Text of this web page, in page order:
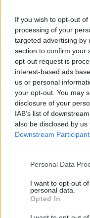
If you wish to opt-out
processing of your
targeted advertising by
section to confirm your
opt-out request is
interest-based ads
us or personal
your opt-out. You may
disclosure of your
IAB’s list of
also be disclosed by
Downstream
Personal Data
I want to opt-out
personal data.
Opted In